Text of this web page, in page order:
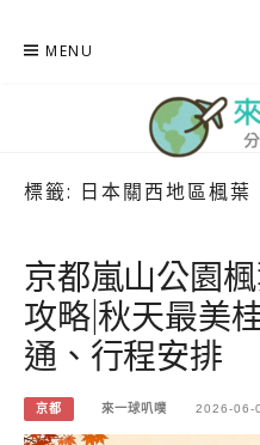
MENU
標籤: 日本關西地區楓葉
京都嵐山公園
攻略|秋天最美
通、行程安排
京都 來一球叭噗 2026-06-